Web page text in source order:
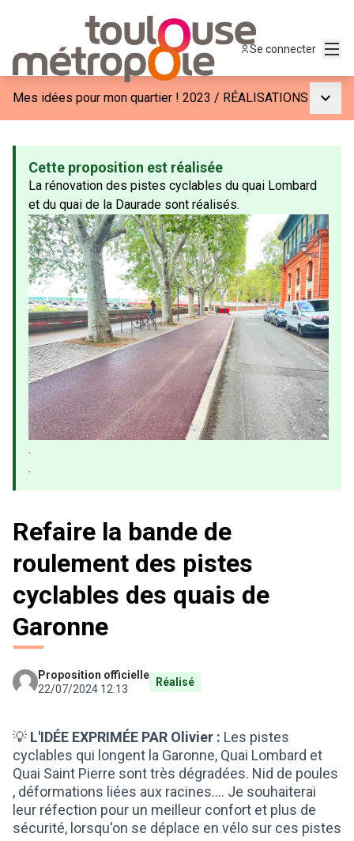
Se connecter
Mes idées pour mon quartier ! 2023 / RÉALISATIONS
Cette proposition est réalisée
La rénovation des pistes cyclables du quai Lombard
et du quai de la Daurade sont réalisés.
.
.
Refaire la bande de
roulement des pistes
cyclables des quais de
Garonne
Proposition officielle
22/07/2024 12:13
Réalisé
💡 L'IDÉE EXPRIMÉE PAR Olivier : Les pistes
cyclables qui longent la Garonne, Quai Lombard et
Quai Saint Pierre sont très dégradées. Nid de poules
, déformations liées aux racines.... Je souhaiterai
leur réfection pour un meilleur confort et plus de
sécurité, lorsqu'on se déplace en vélo sur ces pistes